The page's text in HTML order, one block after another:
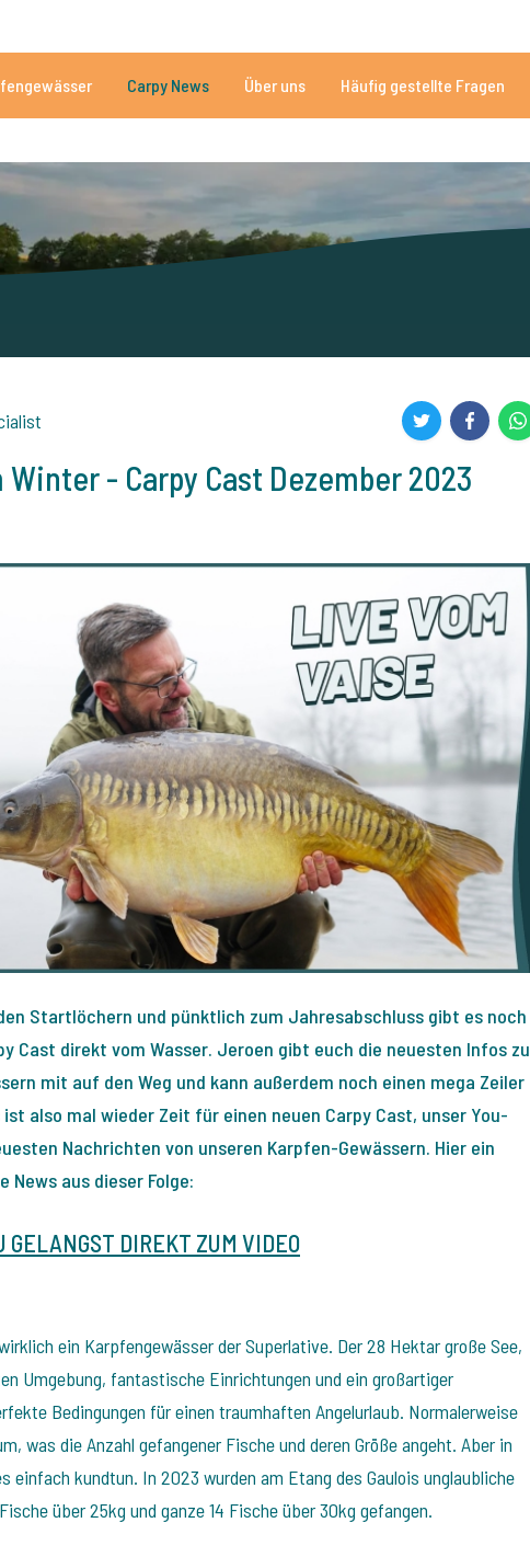
Carpy News Über uns Häufig gestellte Fragen
- Carpy Cast Dezember 2023
Startlöchern und pünktlich zum Jahresabschluss gibt es noch
Cast direkt vom Wasser. Jeroen gibt euch die neuesten Infos zu
mit auf den Weg und kann außerdem noch einen mega Zeiler
also mal wieder Zeit für einen neuen Carpy Cast, unser You-
Nachrichten von unseren Karpfen-Gewässern. Hier ein
News aus dieser Folge:
GELANGST DIREKT ZUM VIDEO
ein Karpfengewässer der Superlative. Der 28 Hektar große See,
Umgebung, fantastische Einrichtungen und ein großartiger
Bedingungen für einen traumhaften Angelurlaub. Normalerweise
was die Anzahl gefangener Fische und deren Größe angeht. Aber in
einfach kundtun. In 2023 wurden am Etang des Gaulois unglaubliche
über 25kg und ganze 14 Fische über 30kg gefangen.